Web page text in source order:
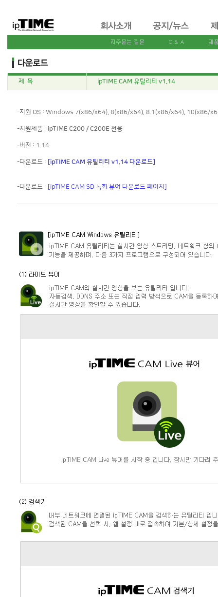
제 목 ipTIME CAM 유틸리티 v1.14
-지원 OS : Windows 7(x86/x64), 8(x86/x64), 8.1(x86/x64), 10(x86/
-지원제품 : ipTIME C200 / C200E 전용
-버전 : 1.14
-다운로드 : [ipTIME CAM 유틸리티 v1.14 다운로드]
-다운로드 : [ipTIME CAM SD 녹화 뷰어 다운로드 페이지]